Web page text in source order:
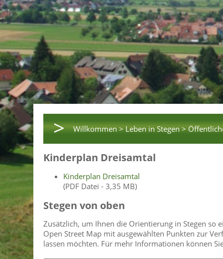
> Willkommen > Leben in Stegen >
Kinderplan Dreisamtal
Kinderplan Dreisamtal
(PDF Datei - 3,35 MB)
Stegen von oben
Zusätzlich, um Ihnen die Orientierung in Stegen so
Open Street Map mit ausgewählten Punkten zur
lassen möchten. Für mehr Informationen können